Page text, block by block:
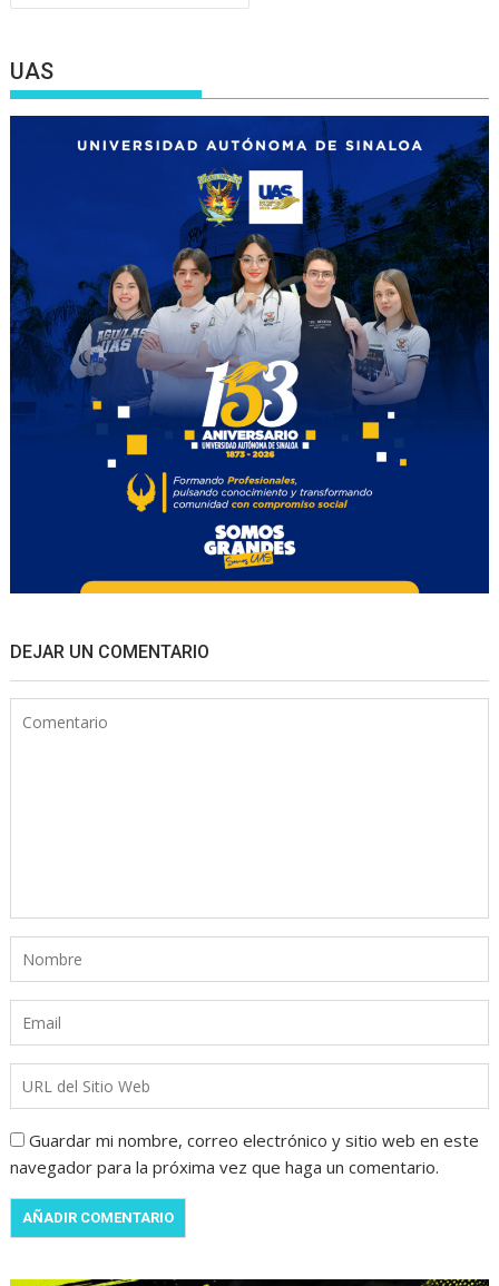
UAS
DEJAR UN COMENTARIO
Guardar mi nombre, correo electrónico y sitio web en este
navegador para la próxima vez que haga un comentario.